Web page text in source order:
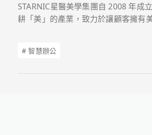
STARNIC星醫美學集團自 2008 年成
耕「美」的產業，致力於讓顧客擁有
70家，用戶數超過50萬。2020 年因應
# 智慧辦公